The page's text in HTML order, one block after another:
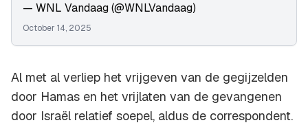
— WNL Vandaag (@WNLVandaag)
October 14, 2025
Al met al verliep het vrijgeven van de gegijzelden
door Hamas en het vrijlaten van de gevangenen
door Israël relatief soepel, aldus de correspondent.